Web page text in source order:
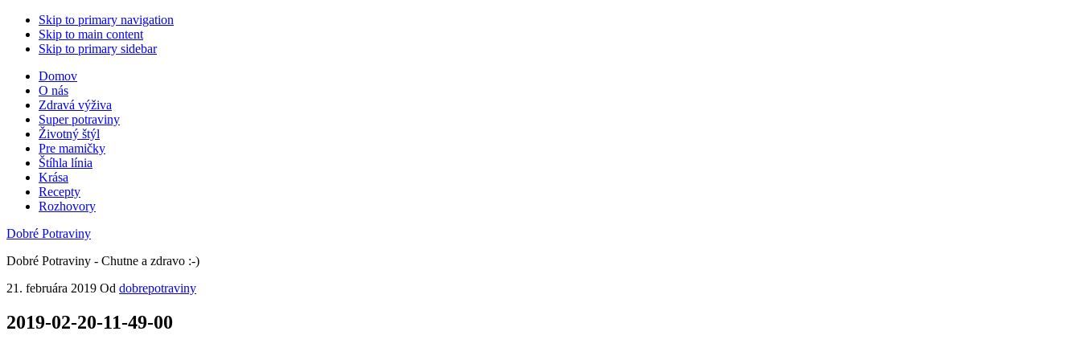
Skip to primary navigation
Skip to main content
Skip to primary sidebar
Domov
O nás
Zdravá výživa
Super potraviny
Životný štýl
Pre mamičky
Štíhla línia
Krása
Recepty
Rozhovory
Dobré Potraviny
Dobré Potraviny - Chutne a zdravo :-)
21. februára 2019 Od dobrepotraviny
2019-02-20-11-49-00